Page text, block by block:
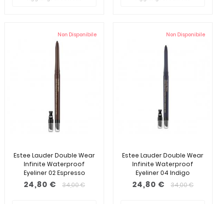
Non Disponibile
Estee Lauder Double Wear
Infinite Waterproof
Eyeliner 02 Espresso
24,80 € 34,00 €
Non Disponibile
Estee Lauder Double Wear
Infinite Waterproof
Eyeliner 04 Indigo
24,80 € 34,00 €